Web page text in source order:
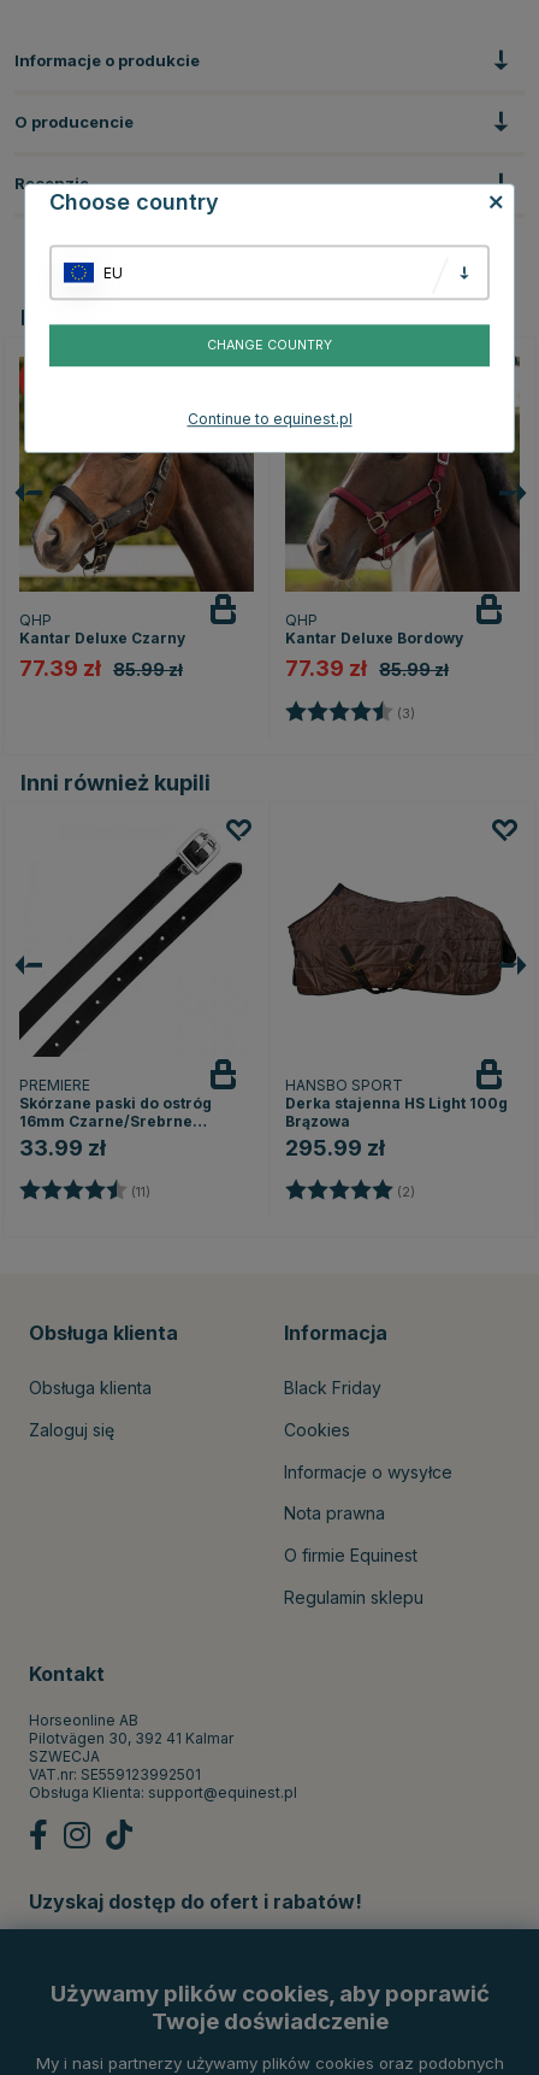
Informacje o produkcie
O producencie
Recenzje
Powiązane produkty
QHP
Kantar Deluxe Czarny
77.39 zł 85.99 zł
QHP
Kantar Deluxe Bordowy
77.39 zł 85.99 zł
Ocena: (3)
Inni również kupili
PREMIERE
Skórzane paski do ostróg
16mm Czarne/Srebrne
okucia
33.99 zł
Ocena: (11)
HANSBO SPORT
Derka stajenna HS Light 100g
Brązowa
295.99 zł
Ocena: (2)
Obsługa klienta
Obsługa klienta
Zaloguj się
Informacja
Black Friday
Cookies
Informacje o wysyłce
Nota prawna
O firmie Equinest
Regulamin sklepu
Kontakt
Horseonline AB
Pilotvägen 30, 392 41 Kalmar
SZWECJA
VAT.nr: SE559123992501
Obsługa Klienta: support@equinest.pl
Uzyskaj dostęp do ofert i rabatów!
Używamy plików cookies, aby poprawić
Twoje doświadczenie
My i nasi partnerzy używamy plików cookies oraz podobnych
Choose country
EU
CHANGE COUNTRY
Continue to equinest.pl